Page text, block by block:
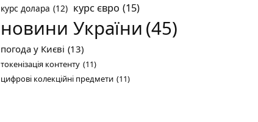
курс долара (12) курс євро (15)
новини України (45)
погода у Києві (13)
токенізація контенту (11)
цифрові колекційні предмети (11)